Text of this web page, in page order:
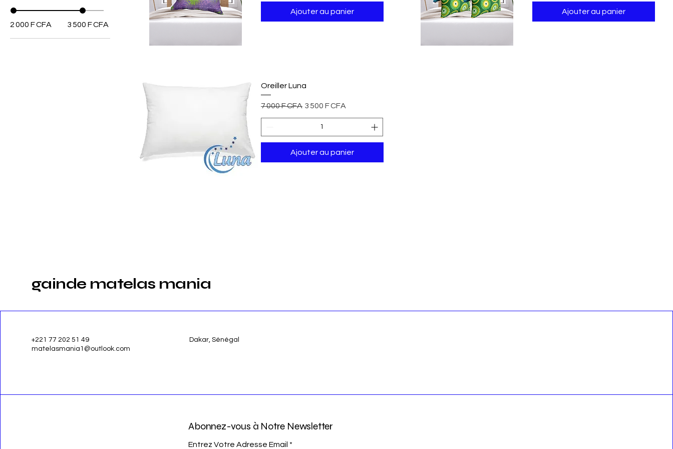
2 000 F CFA 3 500 F CFA
Ajouter au panier Ajouter au panier
Oreiller Luna
Prix original
7 000 F CFA Prix promotionnel
3 500 F CFA
Ajouter au panier
gainde matelas mania
+221 77 202 51 49
matelasmania1@outlook.com
Dakar, Sénégal
Abonnez-vous à Notre Newsletter
Entrez Votre Adresse Email